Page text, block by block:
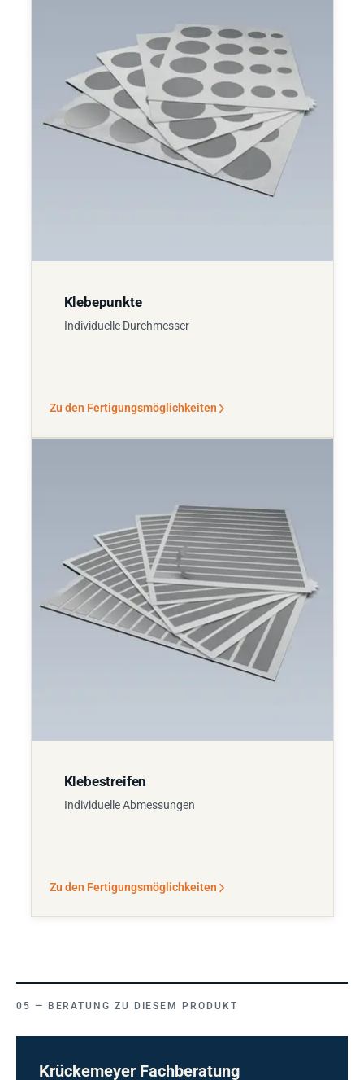
Klebepunkte
Individuelle Durchmesser
Zu den Fertigungsmöglichkeiten
Klebestreifen
Individuelle Abmessungen
Zu den Fertigungsmöglichkeiten
BERATUNG ZU DIESEM PRODUKT
Krückemeyer Fachberatung